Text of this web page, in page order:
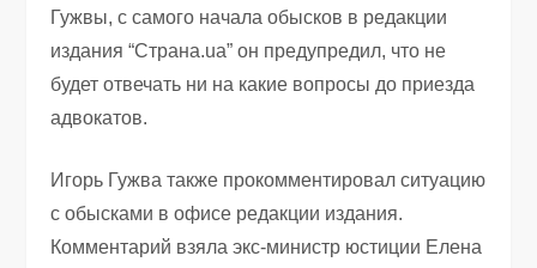
Гужвы, с самого начала обысков в редакции
издания “Страна.ua” он предупредил, что не
будет отвечать ни на какие вопросы до приезда
адвокатов.
Игорь Гужва также прокомментировал ситуацию
с обысками в офисе редакции издания.
Комментарий взяла экс-министр юстиции Елена